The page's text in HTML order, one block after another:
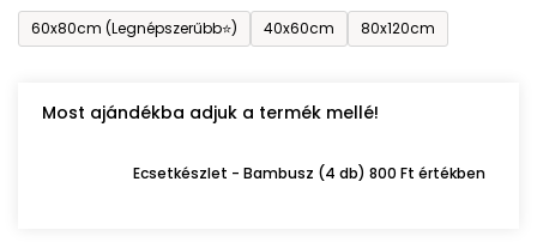
60x80cm (Legnépszerűbb⭐)
40x60cm 80x120cm
Most ajándékba adjuk a termék mellé!
Ecsetkészlet - Bambusz (4 db) 800 Ft értékben